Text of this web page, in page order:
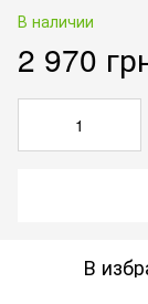
В наличии
2 970
В